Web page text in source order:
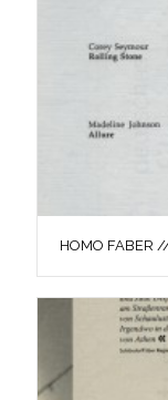
HOMO FABER